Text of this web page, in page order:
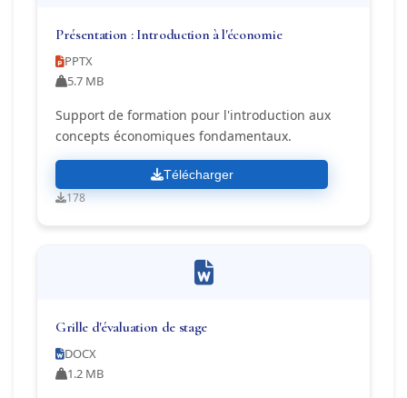
Présentation : Introduction à l'économie
PPTX
5.7 MB
Support de formation pour l'introduction aux
concepts économiques fondamentaux.
Télécharger
178
Grille d'évaluation de stage
DOCX
1.2 MB